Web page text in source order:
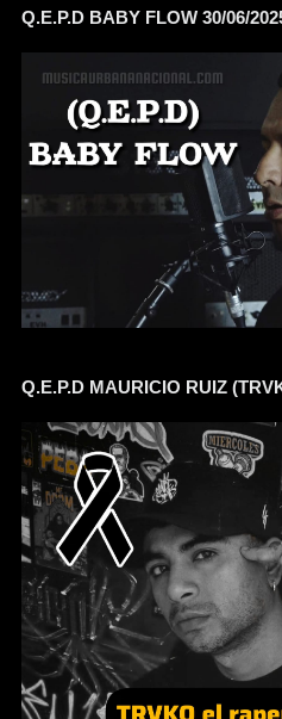
Q.E.P.D BABY FLOW 30/06/
Q.E.P.D MAURICIO RUIZ